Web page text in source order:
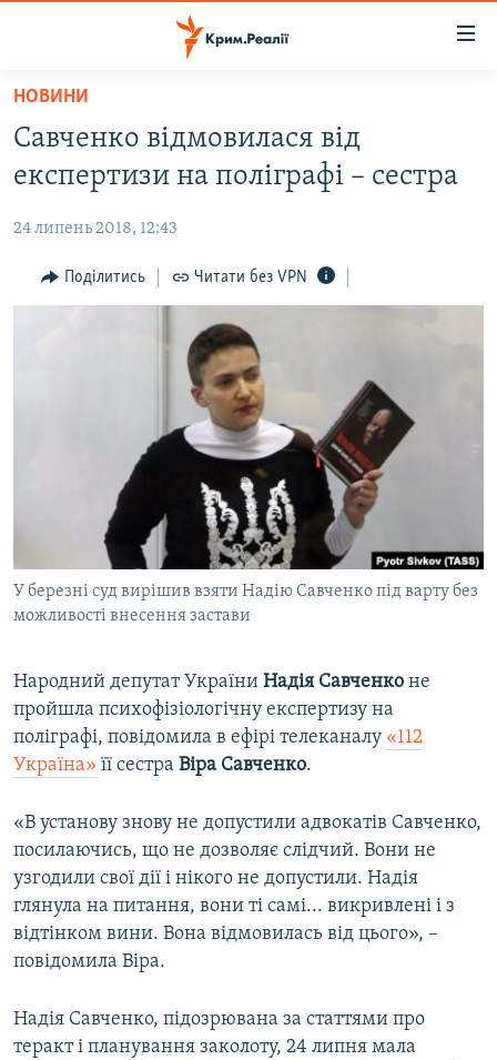
Перейти
основного
матеріалу
до
навігації
Перейти
ВІДЕО ТА ФОТО
ПОЛІТИКА
БЛОГИ
ВІДЕОУРОКИ «ELIFBE»
СВІДЧЕННЯ ОКУПАЦІЇ
УКРАЇНСЬКА ПРОБЛЕМА КРИМУ
ЯК ОБІЙТИ БЛОКУВАННЯ
Qırımtatar
Усі сайти RFE/RL
НОВИНИ
Савченко відмовилася від
експертизи на поліграфі – сестра
24 липень 2018, 12:43
Поділитись Читати без VPN
У березні суд вирішив взяти Надію Савченко під варту без
можливості внесення застави
Народний депутат України Надія Савченко не
пройшла психофізіологічну експертизу на
поліграфі, повідомила в ефірі телеканалу «112
Україна» її сестра Віра Савченко.
«В установу знову не допустили адвокатів Савченко,
посилаючись, що не дозволяє слідчий. Вони не
узгодили свої дії і нікого не допустили. Надія
глянула на питання, вони ті самі... викривлені і з
відтінком вини. Вона відмовилась від цього», –
повідомила Віра.
Надія Савченко, підозрювана за статтями про
теракт і планування заколоту, 24 липня мала